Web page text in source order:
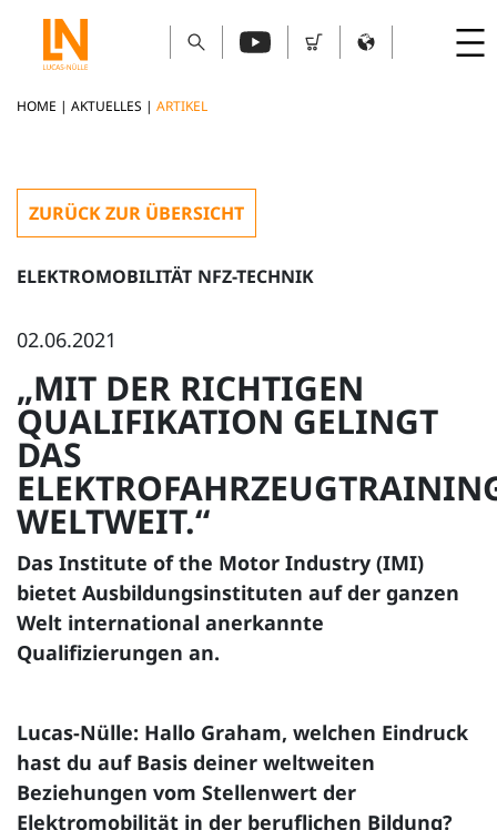
HOME | AKTUELLES | ARTIKEL
ZURÜCK ZUR ÜBERSICHT
ELEKTROMOBILITÄT NFZ-TECHNIK
02.06.2021
„MIT DER RICHTIGEN
QUALIFIKATION GELINGT
DAS
WELTWEIT.“
Das Institute of the Motor Industry (IMI)
bietet Ausbildungsinstituten auf der ganzen
Welt international anerkannte
Qualifizierungen an.
Lucas-Nülle: Hallo Graham, welchen Eindruck
hast du auf Basis deiner weltweiten
Beziehungen vom Stellenwert der
Elektromobilität in der beruflichen Bildung?